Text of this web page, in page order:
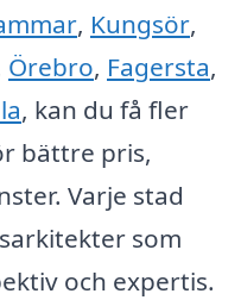
, Kungsör,
Örebro, Fagersta,
, kan du få fler
bättre pris,
Varje stad
som
och expertis.